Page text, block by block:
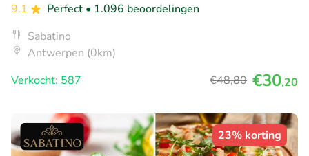
9.1
Perfect • 1.096 beoordelingen
Sabatino
Antwerpen (0km)
Verkocht: 587
€48,80 €30,20
23% korting